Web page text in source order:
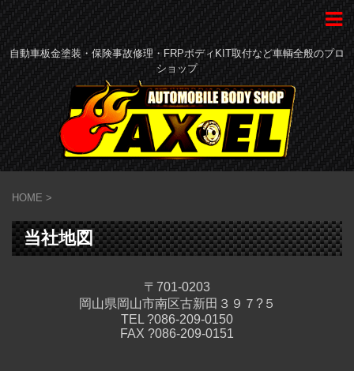
自動車板金塗装・保険事故修理・FRPボディKIT取付など車輌全般のプロ
ショップ
HOME >
当社地図
〒701-0203
岡山県岡山市南区古新田３９７?５
TEL ?086-209-0150
FAX ?086-209-0151